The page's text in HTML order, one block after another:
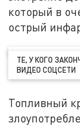
который в
острый
ТЕ, У КОГО
ВИДЕО СОЦСЕТИ
Топливный